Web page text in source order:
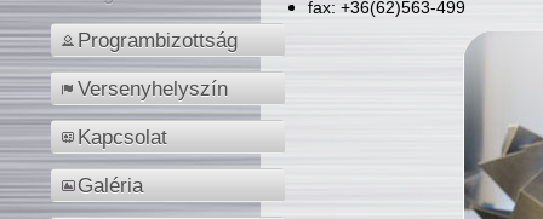
Programbizottság
Versenyhelyszín
Kapcsolat
Galéria
fax: +36(62)563-499